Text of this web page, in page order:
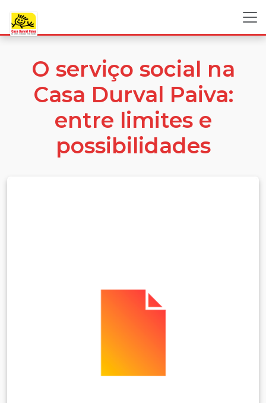
O serviço social na
Casa Durval Paiva:
entre limites e
possibilidades